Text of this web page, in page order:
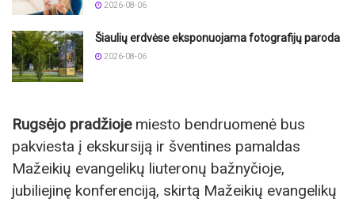
2026-08-06
Šiaulių erdvėse eksponuojama fotografijų paroda
2026-08-06
Rugsėjo pradžiojemiesto bendruomenė bus
pakviesta į ekskursiją ir šventines pamaldas
Mažeikių evangelikų liuteronų bažnyčioje,
jubiliejinę konferenciją, skirtą Mažeikių evangelikų